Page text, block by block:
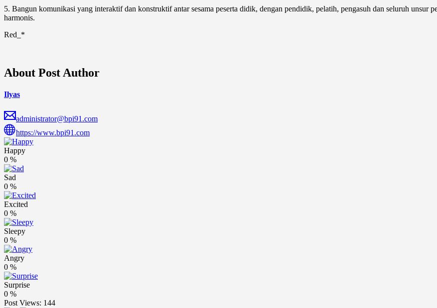
5. Bangun komunikasi yang interaktif dan konstruktif antar sesama peserta didik, dengan pendidik, pelatih, pengasuh dan seluruh unsur
harmonis.
Red_*
About Post Author
Ilyas
administrator@bpi91.com
https://www.bpi91.com
Happy
0 %
Sad
0 %
Excited
0 %
Sleepy
0 %
Angry
0 %
Surprise
0 %
Post Views: 144